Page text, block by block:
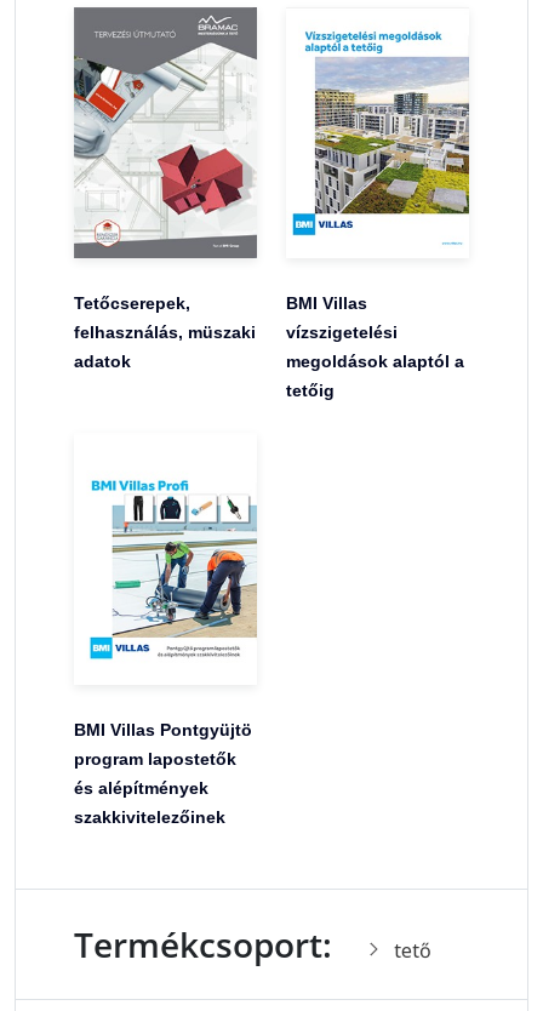
Tetőcserepek,
felhasználás, müszaki
adatok
BMI Villas
vízszigetelési
megoldások alaptól a
tetőig
BMI Villas Pontgyüjtö
program lapostetők
és alépítmények
szakkivitelezőinek
Termékcsoport: tető